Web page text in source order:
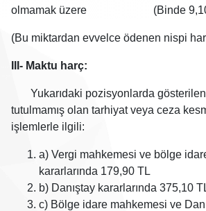
olmamak üzere (Binde
(Bu miktardan evvelce ödenen nispi
III- Maktu harç:
Yukarıdaki pozisyonlarda
tutulmamış olan tarhiyat veya ceza
işlemlerle ilgili:
a) Vergi mahkemesi ve bölge
kararlarında 179,90 TL
b) Danıştay kararlarında 375,10
c) Bölge idare mahkemesi ve